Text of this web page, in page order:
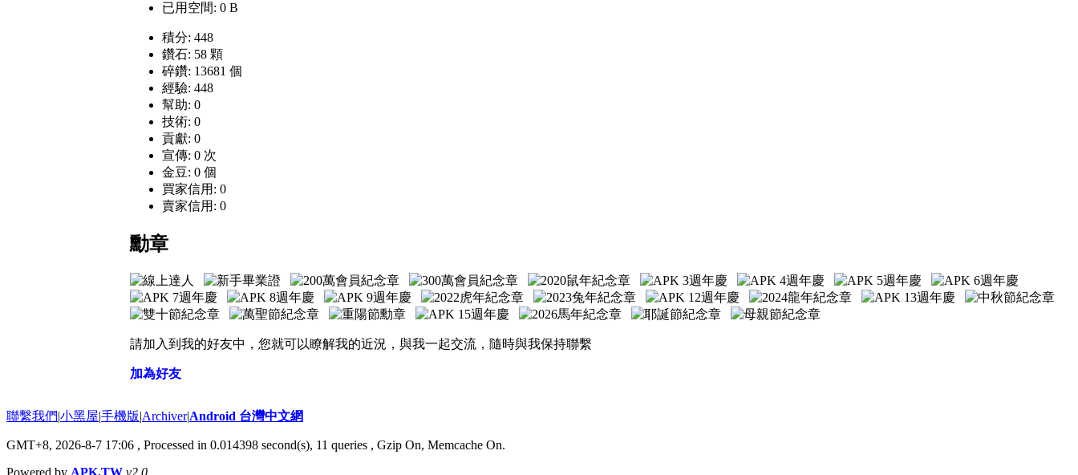
已用空間: 0 B
積分: 448
鑽石: 58 顆
碎鑽: 13681 個
經驗: 448
幫助: 0
技術: 0
貢獻: 0
宣傳: 0 次
金豆: 0 個
買家信用: 0
賣家信用: 0
勳章
請加入到我的好友中，您就可以瞭解我的近況，與我一起交流，隨時與我保持聯繫
加為好友
聯繫我們|小黑屋|手機版|Archiver|Android 台灣中文網
GMT+8, 2026-8-7 17:06 , Processed in 0.014398 second(s), 11 queries , Gzip On, Memcache On.
Powered by APK.TW v2.0